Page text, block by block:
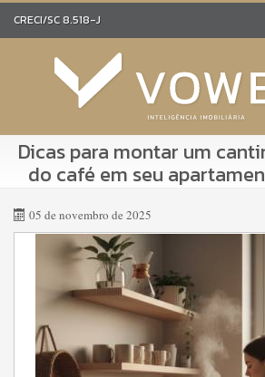
CRECI/SC 8.518-J
Dicas para montar um
do café em seu
05 de novembro de 2025